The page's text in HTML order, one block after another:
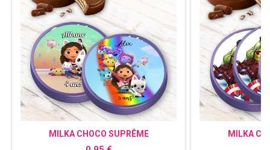
MILKA CHOCO SUPRÊME
PERSONNALISÉ GABBY
MILKA